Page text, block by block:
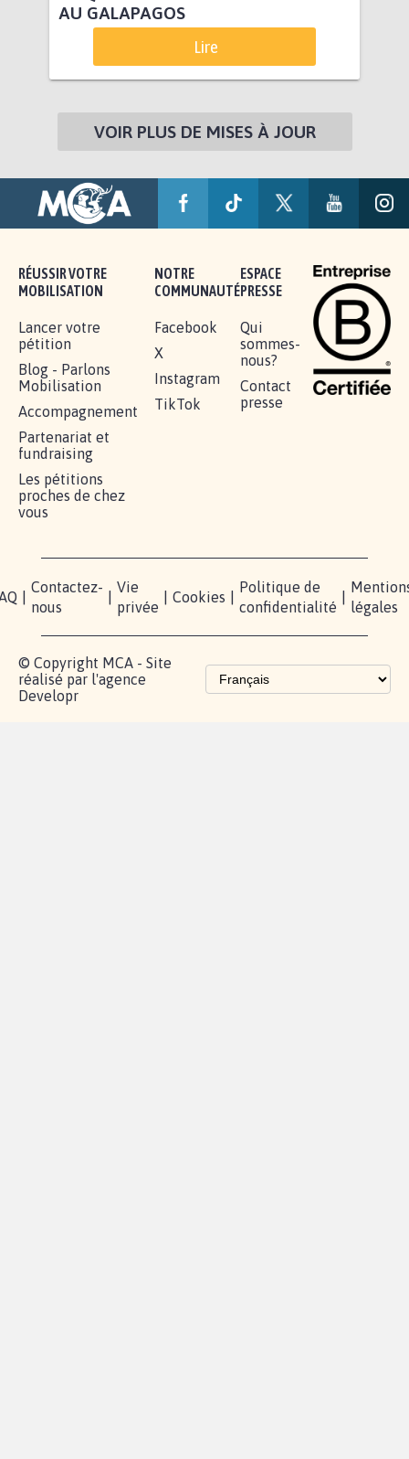
AU GALAPAGOS
Lire
VOIR PLUS DE MISES À JOUR
RÉUSSIR VOTRE
MOBILISATION
Lancer votre
pétition
Blog - Parlons
Mobilisation
Accompagnement
Partenariat et
fundraising
Les pétitions
proches de chez
vous
NOTRE
COMMUNAUTÉ
Facebook
X
Instagram
TikTok
ESPACE
PRESSE
Qui
sommes-
nous?
Contact
presse
Contactez-
nous
Vie
privée
Cookies
Politique de
confidentialité
légales
© Copyright MCA - Site
réalisé par l'agence
Developr